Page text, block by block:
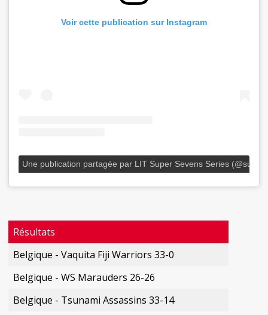
Voir cette publication sur Instagram
Une publication partagée par LIT Super Sevens Series
Résultats
Belgique - Vaquita Fiji Warriors 33-0
Belgique - WS Marauders 26-26
Belgique - Tsunami Assassins 33-14